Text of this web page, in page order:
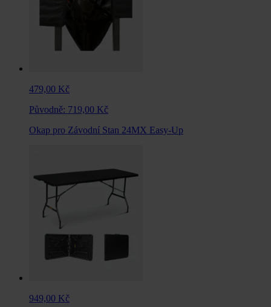
479,00 Kč
Původně: 719,00 Kč
Okap pro Závodní Stan 24MX Easy-Up
949,00 Kč